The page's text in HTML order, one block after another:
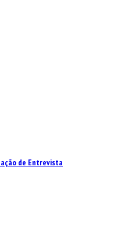
de Entrevista